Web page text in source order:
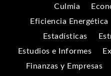
Culmia
Eficiencia Energética
Estadísticas
Estudios e Informes
Finanzas y Empresas